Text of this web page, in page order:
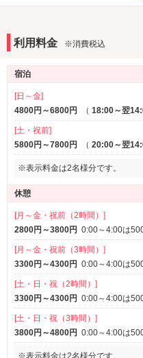
部屋タイプ
SMルーム
1名利用可
サービス
ルームサービス
・ヘアアイロン
利用料金 ※消費税込
宿泊
[日～金]
4800円～6800円
（ 18:00～翌
[土・祝前]
5800円～7800円
（ 20:00～翌
※表示料金は2名様分です。
休憩
[月～金・祝前（2時間）]
2800円～3800円 0:00～4:00は
[月～金・祝前（3時間）]
3300円～4300円 0:00～4:00は
[土・日・祝（2時間）]
3300円～4300円 0:00～4:00は
[土・日・祝（3時間）]
3800円～4800円 0:00～4:00は
※表示料金は2名様分です。